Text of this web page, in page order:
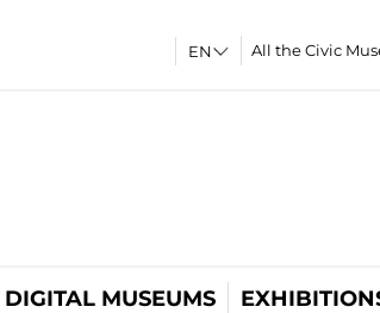
All the Civic
DIGITAL MUSEUMS